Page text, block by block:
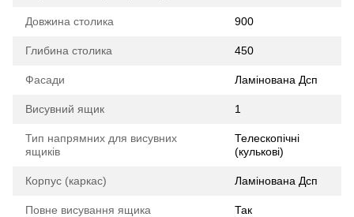
Довжина столика 900
Глибина столика 450
Фасади Ламінована Дсп
Висувний ящик 1
Тип напрямних для висувних
ящиків
Телескопічні
(кулькові)
Корпус (каркас) Ламінована Дсп
Повне висування ящика Так